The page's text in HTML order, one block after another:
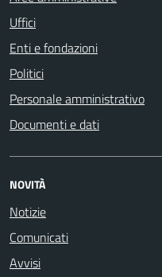
Uffici
Enti e fondazioni
Politici
Personale amministrativo
Documenti e dati
NOVITÀ
Notizie
Comunicati
Avvisi